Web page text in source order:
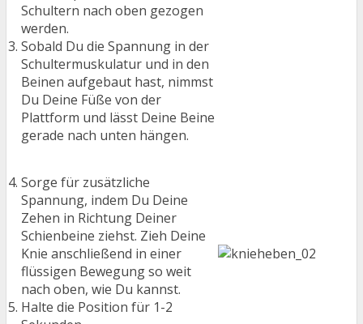
Schultern nach oben gezogen
werden.
Sobald Du die Spannung in der
Schultermuskulatur und in den
Beinen aufgebaut hast, nimmst
Du Deine Füße von der
Plattform und lässt Deine Beine
gerade nach unten hängen.
Sorge für zusätzliche
Spannung, indem Du Deine
Zehen in Richtung Deiner
Schienbeine ziehst. Zieh Deine
Knie anschließend in einer
flüssigen Bewegung so weit
nach oben, wie Du kannst.
Halte die Position für 1-2